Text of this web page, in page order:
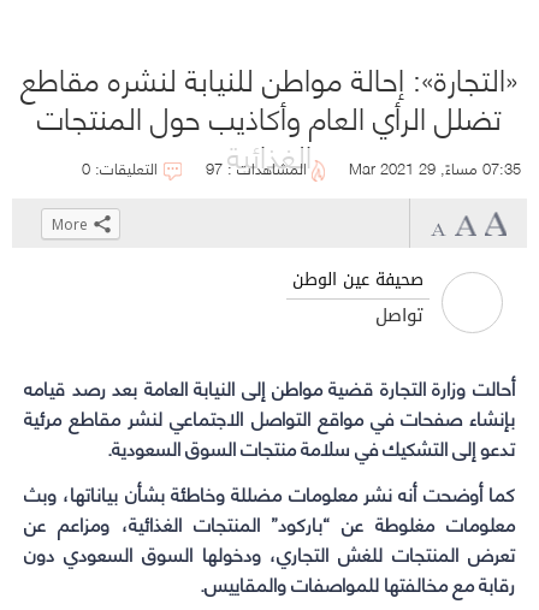
«التجارة»: إحالة مواطن للنيابة لنشره مقاطع
تضلل الرأي العام وأكاذيب حول المنتجات
الغذائية 07:35 مساءً, 29 Mar 2021 المشاهدات : 97 التعليقات: 0
صحيفة عين الوطن
تواصل
أحالت وزارة التجارة قضية مواطن إلى النيابة العامة بعد رصد قيامه
بإنشاء صفحات في مواقع التواصل الاجتماعي لنشر مقاطع مرئية
تدعو إلى التشكيك في سلامة منتجات السوق السعودية.
كما أوضحت أنه نشر معلومات مضللة وخاطئة بشأن بياناتها، وبث
معلومات مغلوطة عن “باركود” المنتجات الغذائية، ومزاعم عن
تعرض المنتجات للغش التجاري، ودخولها السوق السعودي دون
رقابة مع مخالفتها للمواصفات والمقاييس.
(Opens
in
new
(Opens
in
new
window)
(Opens
in
new
window)
Click
(Opens
in
new
window)
More